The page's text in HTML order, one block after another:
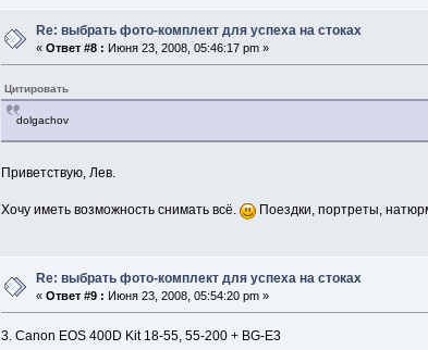
Re: выбрать фото-комплект для успеха на стоках
«Ответ #8 : Июня 23, 2008, 05:46:17 pm »
Цитировать
dolgachov
Приветствую, Лев.
Хочу иметь возможность снимать всё. Поездки, портреты,
Re: выбрать фото-комплект для успеха на стоках
«Ответ #9 : Июня 23, 2008, 05:54:20 pm »
3. Canon EOS 400D Kit 18-55, 55-200 + BG-E3